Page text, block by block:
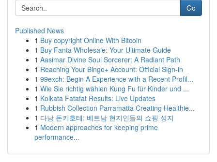
Go
Published News
1 Buy copyright Online With Bitcoin
1 Buy Fanta Wholesale: Your Ultimate Guide
1 Aasimar Divine Soul Sorcerer: A Radiant Path
1 Reaching Your Bingo+ Account: Official Sign-in
1 99exch: Begin A Experience with a Recent Profil...
1 Wie Sie richtig wählen Kung Fu für Kinder und ...
1 Kolkata Fatafat Results: Live Updates
1 Rubbish Collection Parramatta Creating Healthie...
1 다낭 돈키호테: 베트남 현지인들의 쇼핑 성지
1 Modern approaches for keeping prime
performance...